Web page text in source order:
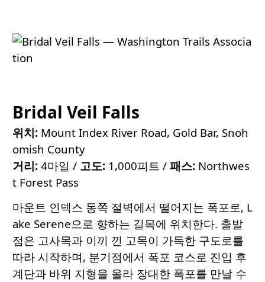
Bridal Veil Falls
위치: Mount Index River Road, Gold Bar, Snoh
omish County
거리: 4마일 / 고도: 1,000피트 / 패스: Northwes
t Forest Pass
마운트 인덱스 동쪽 절벽에서 떨어지는 폭포로, L
ake Serene으로 향하는 길목에 위치한다. 출발
점은 고사목과 이끼 낀 고목이 가득한 구도로를
따라 시작하며, 분기점에서 폭포 코스로 진입 후
계단과 바위 지형을 올라 장대한 폭포를 만날 수